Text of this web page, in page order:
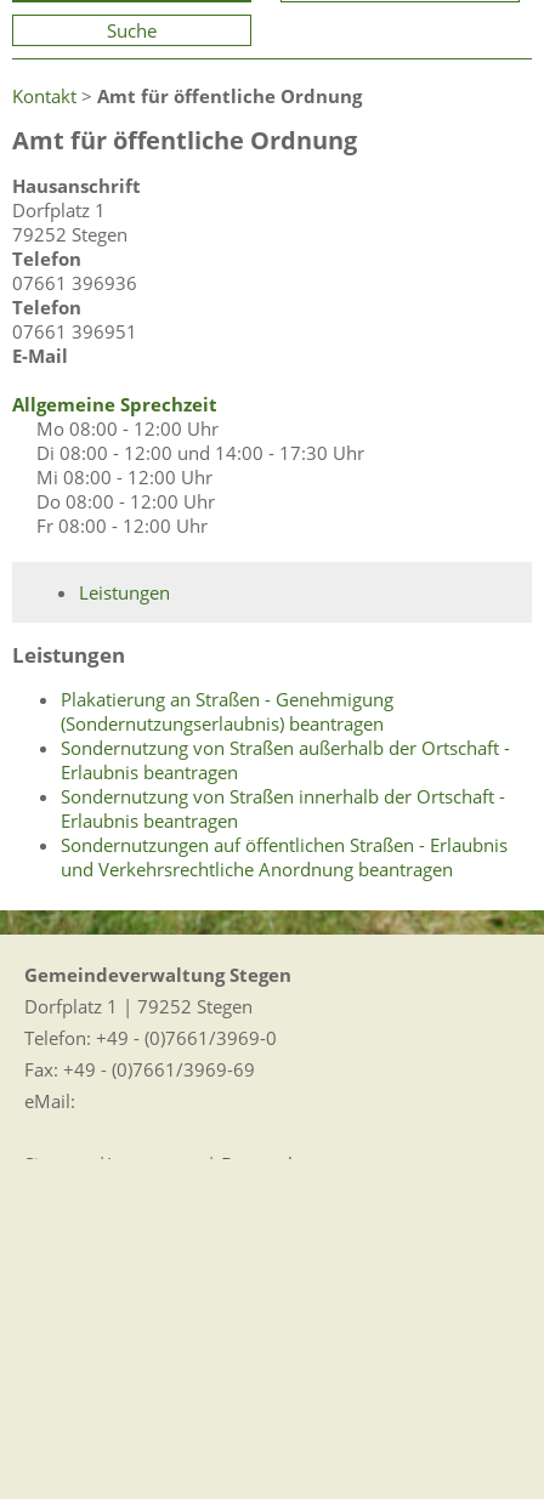
Suche
Kontakt > Amt für öffentliche Ordnung
Amt für öffentliche Ordnung
Hausanschrift
Dorfplatz 1
79252 Stegen
Telefon
07661 396936
Telefon
07661 396951
E-Mail
Allgemeine Sprechzeit
Mo 08:00 - 12:00 Uhr
Di 08:00 - 12:00 und 14:00 - 17:30 Uhr
Mi 08:00 - 12:00 Uhr
Do 08:00 - 12:00 Uhr
Fr 08:00 - 12:00 Uhr
Leistungen
Leistungen
Plakatierung an Straßen - Genehmigung
(Sondernutzungserlaubnis) beantragen
Sondernutzung von Straßen außerhalb der Ortschaft -
Erlaubnis beantragen
Sondernutzung von Straßen innerhalb der Ortschaft -
Erlaubnis beantragen
Sondernutzungen auf öffentlichen Straßen - Erlaubnis
und Verkehrsrechtliche Anordnung beantragen
Gemeindeverwaltung Stegen
Dorfplatz 1 | 79252 Stegen
Telefon: +49 - (0)7661/3969-0
Fax: +49 - (0)7661/3969-69
eMail:
Sitemap | Impressum | Datenschutz